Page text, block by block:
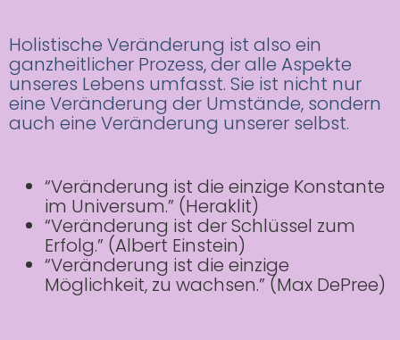
Holistische Veränderung ist also ein
ganzheitlicher Prozess, der alle Aspekte
unseres Lebens umfasst. Sie ist nicht nur
eine Veränderung der Umstände, sondern
auch eine Veränderung unserer selbst.
“Veränderung ist die einzige Konstante
im Universum.” (Heraklit)
“Veränderung ist der Schlüssel zum
Erfolg.” (Albert Einstein)
“Veränderung ist die einzige
Möglichkeit, zu wachsen.” (Max DePree)